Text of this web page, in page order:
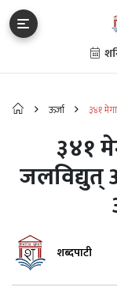
ऊर्जा
३४१
३४१
शब्दपाटी